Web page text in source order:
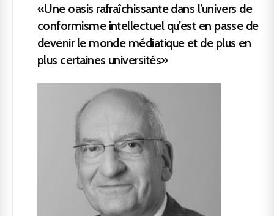
«Une oasis rafraîchissante dans l’univers de
conformisme intellectuel qu’est en passe de
devenir le monde médiatique et de plus en
plus certaines universités»